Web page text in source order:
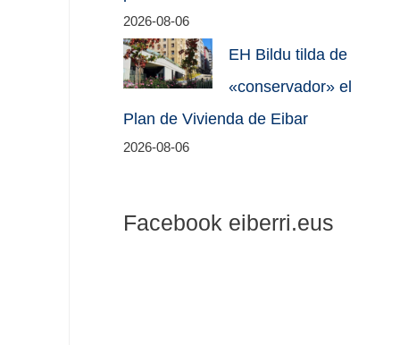
2026-08-06
EH Bildu tilda de
«conservador» el
Plan de Vivienda de Eibar
2026-08-06
Facebook eiberri.eus